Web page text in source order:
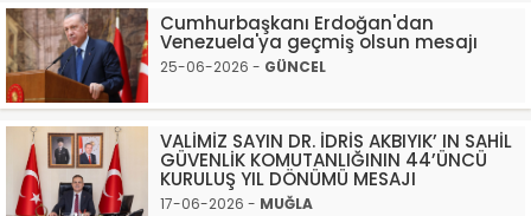
Cumhurbaşkanı Erdoğan'dan
Venezuela'ya geçmiş olsun mesajı
25-06-2026 - GÜNCEL
VALİMİZ SAYIN DR. İDRİS AKBIYIK’ IN SAHİL
GÜVENLİK KOMUTANLIĞININ 44’ÜNCÜ
KURULUŞ YIL DÖNÜMÜ MESAJI
17-06-2026 - MUĞLA